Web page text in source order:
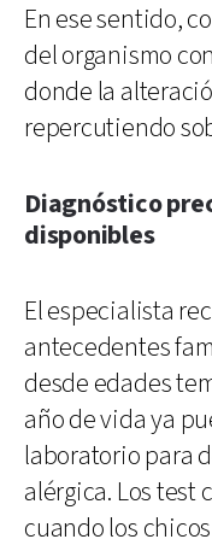
En ese sentido,
del organismo
donde la
repercutiendo
Diagnóstico
disponibles
El especialista
antecedentes
desde edades
año de vida ya
laboratorio para
alérgica. Los test
cuando los